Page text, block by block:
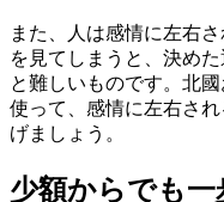
また、人は感情に左右
を見てしまうと、決め
と難しいものです。北
使って、感情に左右さ
げましょう。
少額からでも一